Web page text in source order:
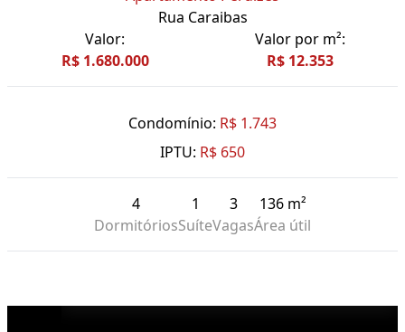
Rua Caraibas
Valor:
R$ 1.680.000
Valor por m²:
R$ 12.353
Condomínio: R$ 1.743
IPTU: R$ 650
4
Dormitórios
1
Suíte
3
Vagas
136 m²
Área útil